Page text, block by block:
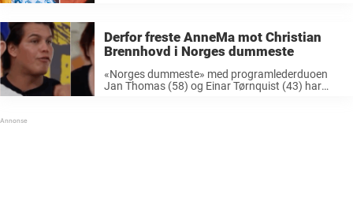
Derfor freste AnneMa mot Christian
Brennhovd i Norges dummeste
«Norges dummeste» med programlederduoen
Jan Thomas (58) og Einar Tørnquist (43) har